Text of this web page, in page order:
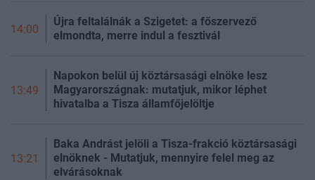
14:00
Újra feltalálnák a Szigetet: a főszervező
elmondta, merre indul a fesztivál
13:49
Napokon belül új köztársasági elnöke lesz
Magyarországnak: mutatjuk, mikor léphet
hivatalba a Tisza államfőjelöltje
13:21
Baka Andrást jelöli a Tisza-frakció köztársasági
elnöknek - Mutatjuk, mennyire felel meg az
elvárásoknak